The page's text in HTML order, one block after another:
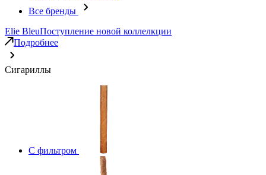
Все бренды
Elie BleuПоступление новой коллелкции
Подробнее
Сигариллы
С фильтром